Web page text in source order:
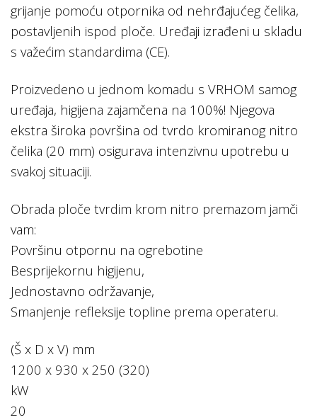
grijanje pomoću otpornika od nehrđajućeg čelika,
postavljenih ispod ploče. Uređaji izrađeni u skladu
s važećim standardima (CE).
Proizvedeno u jednom komadu s VRHOM samog
uređaja, higijena zajamčena na 100%! Njegova
ekstra široka površina od tvrdo kromiranog nitro
čelika (20 mm) osigurava intenzivnu upotrebu u
svakoj situaciji.
Obrada ploče tvrdim krom nitro premazom jamči
vam:
Površinu otpornu na ogrebotine
Besprijekornu higijenu,
Jednostavno održavanje,
Smanjenje refleksije topline prema operateru.
(Š x D x V) mm
1200 x 930 x 250 (320)
kW
20